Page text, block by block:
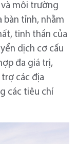
môi trường
bàn tỉnh, nhằm
tinh thần của
dịch cơ cấu
đa giá trị,
các địa
các tiêu chí